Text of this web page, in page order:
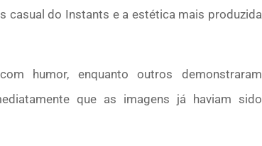
casual do Instants e a estética mais produzida
humor, enquanto outros demonstraram
que as imagens já haviam sido